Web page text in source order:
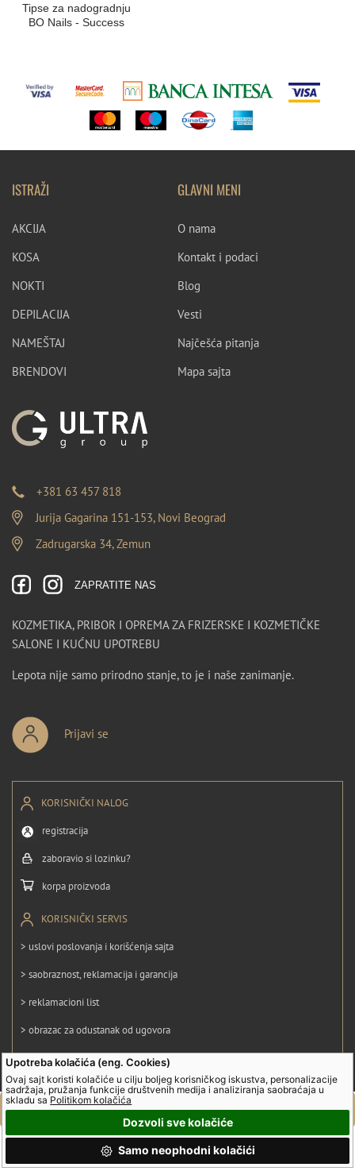
Upotreba kolačića (eng. Cookies)
Ovaj sajt koristi kolačiće u cilju boljeg korisničkog iskustva, personalizacije
sadržaja, pružanja funkcije društvenih medija i analiziranja saobraćaja u
skladu sa Politikom kolačića
Dozvoli sve kolačiće
Samo neophodni kolačići
Tipse za nadogradnju
BO Nails - Success
ISTRAŽI
AKCIJA
KOSA
NOKTI
DEPILACIJA
NAMEŠTAJ
BRENDOVI
GLAVNI MENI
O nama
Kontakt i podaci
Blog
Vesti
Najčešća pitanja
Mapa sajta
+381 63 457 818
Jurija Gagarina 151-153, Novi Beograd
Zadrugarska 34, Zemun
ZAPRATITE NAS
KOZMETIKA, PRIBOR I OPREMA ZA FRIZERSKE I KOZMETIČKE
SALONE I KUĆNU UPOTREBU
Lepota nije samo prirodno stanje, to je i naše zanimanje.
Prijavi se
KORISNIČKI NALOG
registracija
zaboravio si lozinku?
korpa proizvoda
KORISNIČKI SERVIS
> uslovi poslovanja i korišćenja sajta
> saobraznost, reklamacija i garancija
> reklamacioni list
> obrazac za odustanak od ugovora
> politika privatnosti
> politika kolačića
© UltraGroup. Sva prava su zadržana.